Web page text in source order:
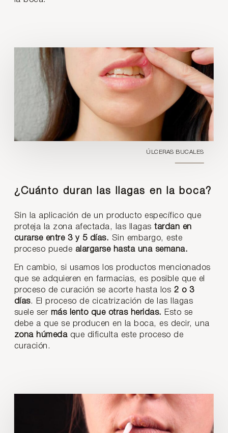
ÚLCERAS BUCALES
¿Cuánto duran las llagas en la boca?
Sin la aplicación de un producto específico que
proteja la zona afectada, las llagastardan en
curarse entre 3 y 5 días. Sin embargo, este
proceso puede alargarse hasta una semana.
En cambio, si usamos los productos mencionados
que se adquieren en farmacias, es posible que el
proceso de curación se acorte hasta los 2 o 3
días. El proceso de cicatrización de las llagas
suele ser más lento que otras heridas. Esto se
debe a que se producen en la boca, es decir, una
zona húmeda que dificulta este proceso de
curación.